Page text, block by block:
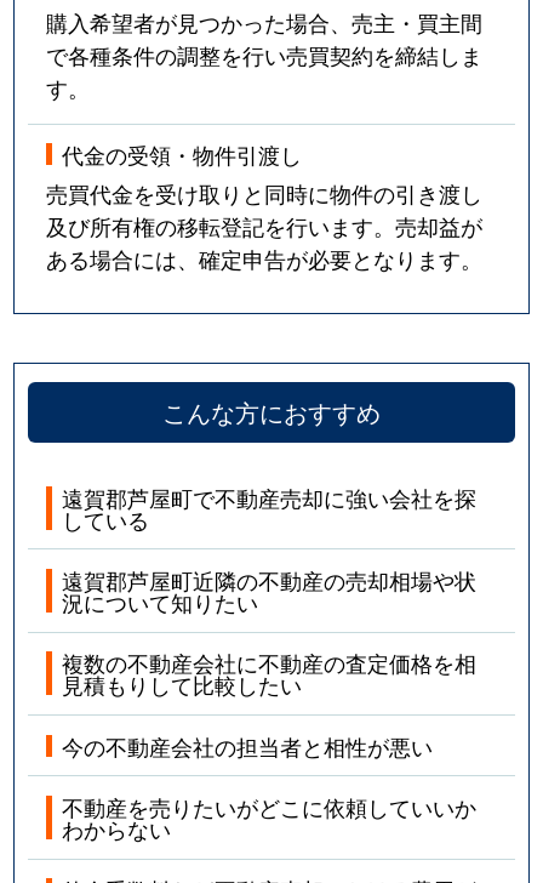
購入希望者が見つかった場合、売主・買主間
で各種条件の調整を行い売買契約を締結しま
す。
代金の受領・物件引渡し
売買代金を受け取りと同時に物件の引き渡し
及び所有権の移転登記を行います。売却益が
ある場合には、確定申告が必要となります。
こんな方におすすめ
遠賀郡芦屋町で不動産売却に強い会社を探
している
遠賀郡芦屋町近隣の不動産の売却相場や状
況について知りたい
複数の不動産会社に不動産の査定価格を相
見積もりして比較したい
今の不動産会社の担当者と相性が悪い
不動産を売りたいがどこに依頼していいか
わからない